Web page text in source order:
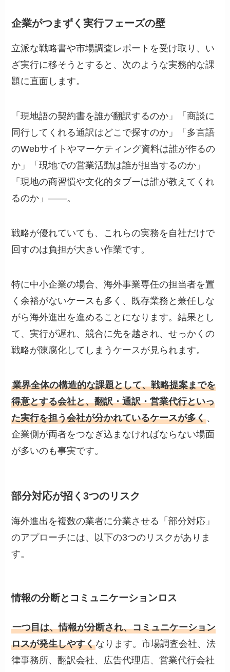
企業がつまずく実行フェーズの壁
立派な戦略書や市場調査レポートを受け取り、い
ざ実行に移そうとすると、次のような実務的な課
題に直面します。
「現地語の契約書を誰が翻訳するのか」「商談に
同行してくれる通訳はどこで探すのか」「多言語
のWebサイトやマーケティング資料は誰が作るの
か」「現地での営業活動は誰が担当するのか」
「現地の商習慣や文化的タブーは誰が教えてくれ
るのか」――。
戦略が優れていても、これらの実務を自社だけで
回すのは負担が大きい作業です。
特に中小企業の場合、海外事業専任の担当者を置
く余裕がないケースも多く、既存業務と兼任しな
がら海外進出を進めることになります。結果とし
て、実行が遅れ、競合に先を越され、せっかくの
戦略が陳腐化してしまうケースが見られます。
業界全体の構造的な課題として、戦略提案までを
得意とする会社と、翻訳・通訳・営業代行といっ
た実行を担う会社が分かれているケースが多く、
企業側が両者をつなぎ込まなければならない場面
が多いのも事実です。
部分対応が招く3つのリスク
海外進出を複数の業者に分業させる「部分対応」
のアプローチには、以下の3つのリスクがありま
す。
情報の分断とコミュニケーションロス
一つ目は、情報が分断され、コミュニケーション
ロスが発生しやすくなります。市場調査会社、法
律事務所、翻訳会社、広告代理店、営業代行会社